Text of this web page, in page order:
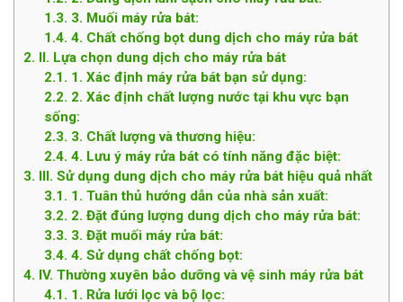
1.3 3. Muối máy rửa bát:
1.4 4. Chất chống bọt dung dịch cho máy rửa bát
2 II. Lựa chọn dung dịch cho máy rửa bát
2.1
1. Xác định máy rửa bát bạn sử dụng:
2.2 2. Xác định chất lượng nước tại khu vực bạn
sống:
2.3 3. Chất lượng và thương hiệu:
2.4 4. Lưu ý máy rửa bát có tính năng đặc biệt:
3 III. Sử dụng dung dịch cho máy rửa bát hiệu quả nhất
3.1
1. Tuân thủ hướng dẫn của nhà sản xuất:
3.2 2. Đặt đúng lượng dung dịch cho máy rửa bát:
3.3 3. Đặt muối máy rửa bát:
3.4 4. Sử dụng chất chống bọt:
4 IV. Thường xuyên bảo dưỡng và vệ sinh máy rửa bát
4.1
1. Rửa lưới lọc và bộ lọc: